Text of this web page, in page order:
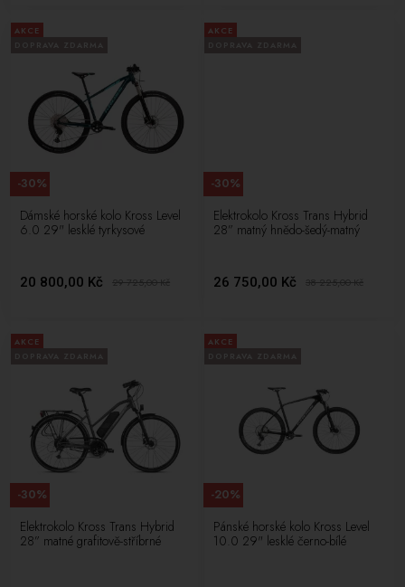
AKCE
Dámské horské kolo Kross Level
6.0 29" lesklé tyrkysové
20 800,00 Kč 29 725,00Kč
-30%
AKCE
Elektrokolo Kross Trans Hybrid
28” matný hnědo-šedý-matný
26 750,00 Kč 38 225,00Kč
-30%
AKCE
Elektrokolo Kross Trans Hybrid
28” matné grafitově-stříbrné
-30%
AKCE
Pánské horské kolo Kross Level
10.0 29" lesklé černo-bílé
-20%